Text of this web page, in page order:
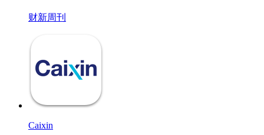
财新周刊
Caixin